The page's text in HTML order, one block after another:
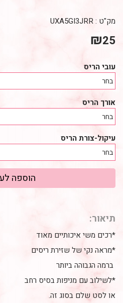
מק"ט :UXA5GI3JRR
₪25
עובי הריס
אורך הריס
עיקול-צורת הריס
תיאור:
*רכים משי איכותיים מאוד
*מראה נקי של שזירת ריסים
ברמה הגבוהה ביותר
*לשילוב עם מניפות בסיס רחב
או לסט שלם בסוג זה.